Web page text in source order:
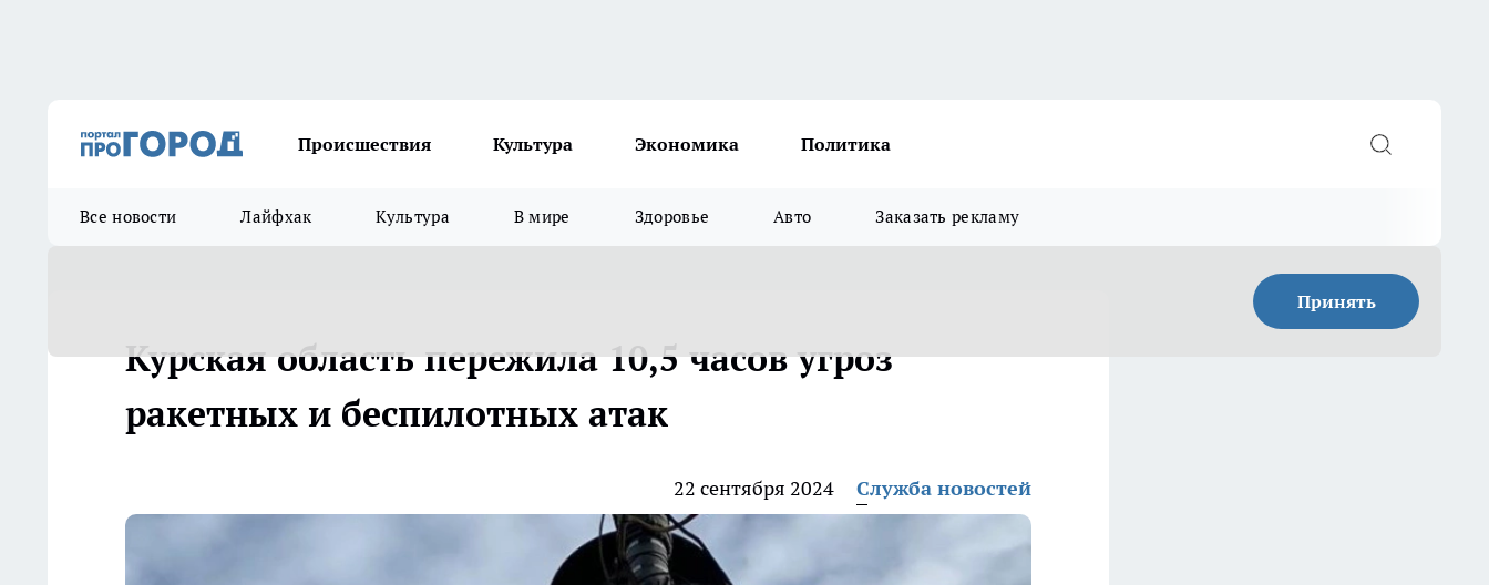
Происшествия Культура Экономика Политика
Все новости Лайфхак Культура В мире Здоровье Авто Заказать рекламу
Принять
Курская область пережила 10,5 часов угроз
ракетных и беспилотных атак
22 сентября 2024 Служба новостей